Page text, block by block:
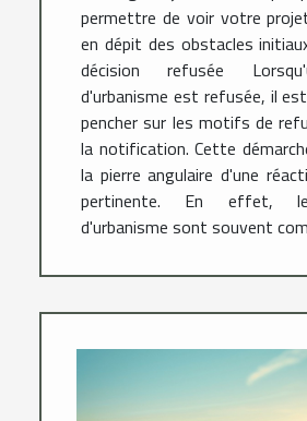
permettre de voir votre
en dépit des obstacles
décision refusée
d'urbanisme est refusée, il
pencher sur les motifs de
la notification. Cette
la pierre angulaire d'une
pertinente. En effet,
d'urbanisme sont souvent